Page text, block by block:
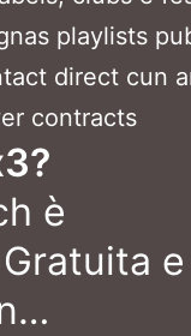
playlists
direct cun
contracts
è
e